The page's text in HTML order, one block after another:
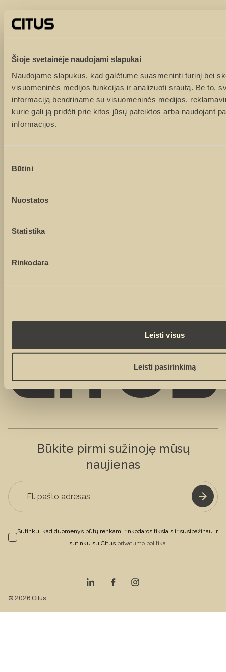
Šioje svetainėje naudojami slapukai
Naudojame slapukus, kad galėtume suasmeninti turinį bei
visuomeninės medijos funkcijas ir analizuoti srautą. Be to,
informaciją bendriname su visuomeninės medijos,
kurie gali ją pridėti prie kitos jūsų pateiktos arba naudojant
informacijos.
pasirinkimas
Būtini
Nuostatos
Statistika
Rinkodara
Leisti visus
Leisti pasirinkimą
Vardas ir pavardė
Tel. numeris
Sutinku su
Būkite pirmi sužinoję mūsų
naujienas
Sutinku, kad duomenys būtų renkami rinkodaros tikslais ir susipažinau ir
sutinku su Citus privatumo politika
© 2026 Citus